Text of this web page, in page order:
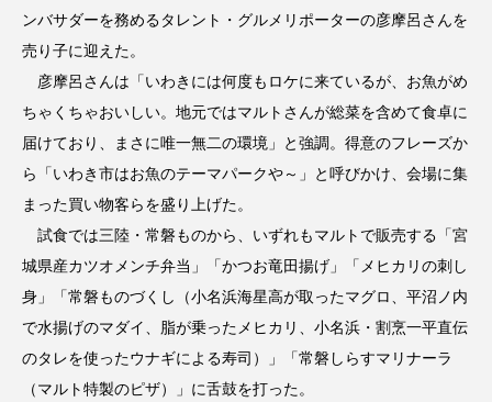
ンバサダーを務めるタレント・グルメリポーターの彦摩呂さんを
売り子に迎えた。
彦摩呂さんは「いわきには何度もロケに来ているが、お魚がめ
ちゃくちゃおいしい。地元ではマルトさんが総菜を含めて食卓に
届けており、まさに唯一無二の環境」と強調。得意のフレーズか
ら「いわき市はお魚のテーマパークや～」と呼びかけ、会場に集
まった買い物客らを盛り上げた。
試食では三陸・常磐ものから、いずれもマルトで販売する「宮
城県産カツオメンチ弁当」「かつお竜田揚げ」「メヒカリの刺し
身」「常磐ものづくし（小名浜海星高が取ったマグロ、平沼ノ内
で水揚げのマダイ、脂が乗ったメヒカリ、小名浜・割烹一平直伝
のタレを使ったウナギによる寿司）」「常磐しらすマリナーラ
（マルト特製のピザ）」に舌鼓を打った。